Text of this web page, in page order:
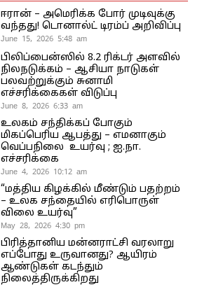
ஈரான் – அமெரிக்க போர் முடிவுக்கு
வந்தது! டொனால்ட் டிரம்ப் அறிவிப்பு
June 15, 2026 5:48 am
பிலிப்பைன்ஸில் 8.2 ரிக்டர் அளவில்
நிலநடுக்கம் – ஆசியா நாடுகள்
பலவற்றுக்கும் சுனாமி
எச்சரிக்கைகள் விடுப்பு
June 8, 2026 6:33 am
உலகம் சந்திக்கப் போகும்
மிகப்பெரிய ஆபத்து – எமனாகும்
வெப்பநிலை உயர்வு ; ஐ.நா.
எச்சரிக்கை
June 4, 2026 10:12 am
“மத்திய கிழக்கில் மீண்டும் பதற்றம்
– உலக சந்தையில் எரிபொருள்
விலை உயர்வு”
May 28, 2026 4:30 pm
பிரித்தானிய மன்னராட்சி வரலாறு
எப்போது உருவானது? ஆயிரம்
ஆண்டுகள் கடந்தும்
நிலைத்திருக்கிறது